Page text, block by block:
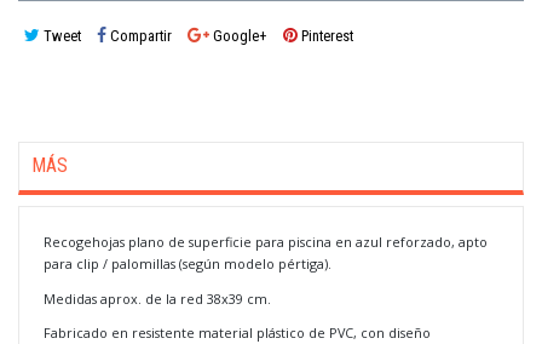
Tweet Compartir Google+ Pinterest
MÁS
Recogehojas plano de superficie para piscina en azul reforzado, apto
para clip / palomillas (según modelo pértiga).
Medidas aprox. de la red 38x39 cm.
Fabricado en resistente material plástico de PVC, con diseño